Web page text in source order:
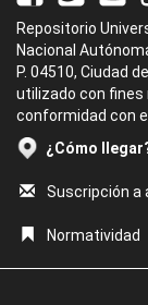
Repositorio
Nacional
P. 04510, Ciudad
utilizado con fines
conformidad con el
¿Cómo
Suscripción a
Normatividad